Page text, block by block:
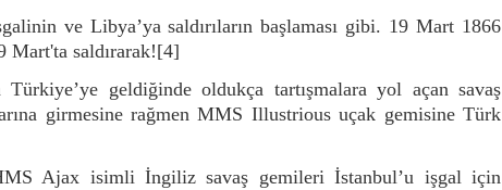
ve Libya’ya saldırıların başlaması gibi. 19 Mart 1866
Mart'ta saldırarak![4]
Türkiye’ye geldiğinde oldukça tartışmalara yol açan savaş
girmesine rağmen MMS Illustrious uçak gemisine Türk
Ajax isimli İngiliz savaş gemileri İstanbul’u işgal için